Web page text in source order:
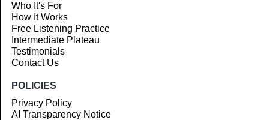
Who It's For
How It Works
Free Listening Practice
Intermediate Plateau
Testimonials
Contact Us
POLICIES
Privacy Policy
AI Transparency Notice